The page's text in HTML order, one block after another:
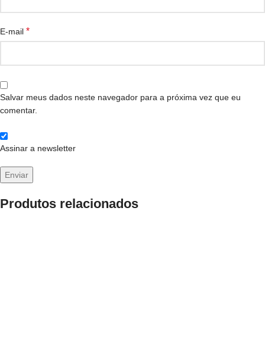
E-mail *
Salvar meus dados neste navegador para a próxima vez que eu
comentar.
Assinar a newsletter
Produtos relacionados